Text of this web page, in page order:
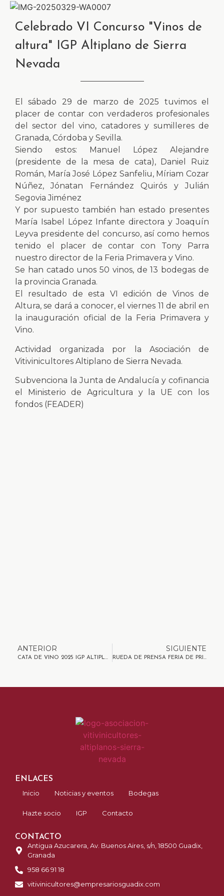
Celebrado VI Concurso "Vinos de
altura" IGP Altiplano de Sierra
Nevada
El sábado 29 de marzo de 2025 tuvimos el
placer de contar con verdaderos profesionales
del sector del vino, catadores y sumilleres de
Granada, Córdoba y Sevilla.
Siendo estos: Manuel López Alejandre
(presidente de la mesa de cata), Daniel Ruiz
Román, María José López Sanfeliu, Míriam Cozar
Núñez, Jónatan Fernández Quirós y Julián
Segovia Jiménez
Y por supuesto también han estado presentes
María Isabel López Infante directora y Joaquín
Leyva presidente del concurso, así como hemos
tenido el placer de contar con Tony Parra
nuestro director de la Feria Primavera y Vino.
Se han catado unos 50 vinos, de 13 bodegas de
la provincia Granada.
El resultado de esta VI edición de Vinos de
Altura, se dará a conocer, el viernes 11 de abril en
la inauguración oficial de la Feria Primavera y
Vino.
Actividad organizada por la Asociación de
Vitivinicultores Altiplano de Sierra Nevada.
Subvenciona la Junta de Andalucía y cofinancia
el Ministerio de Agricultura y la UE con los
fondos (FEADER)
ANTERIOR
CATA DE VINO 2025 IGP ALTIPLANO DE SIERRA NEVADA.
SIGUIENTE
RUEDA DE PRENSA FERIA DE PRIMAVERA Y VINO 2025.
ENLACES
Inicio
Noticias y eventos Bodegas
Hazte socio IGP Contacto
CONTACTO
Antigua Azucarera, Av. Buenos Aires, s/n, 18500 Guadix,
Granada
958 66 91 18
vitivinicultores@empresariosguadix.com